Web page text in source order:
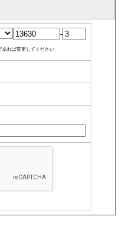
-
あれば変更してください